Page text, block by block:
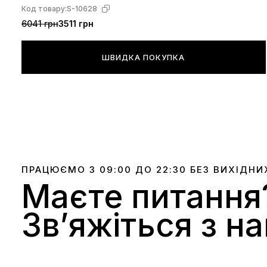
Код товару:S-10628
6041 грн3511 грн
ШВИДКА ПОКУПКА
ПРАЦЮЄМО З 09:00 ДО 22:30 БЕЗ
Маєте
Звʼяжіться з